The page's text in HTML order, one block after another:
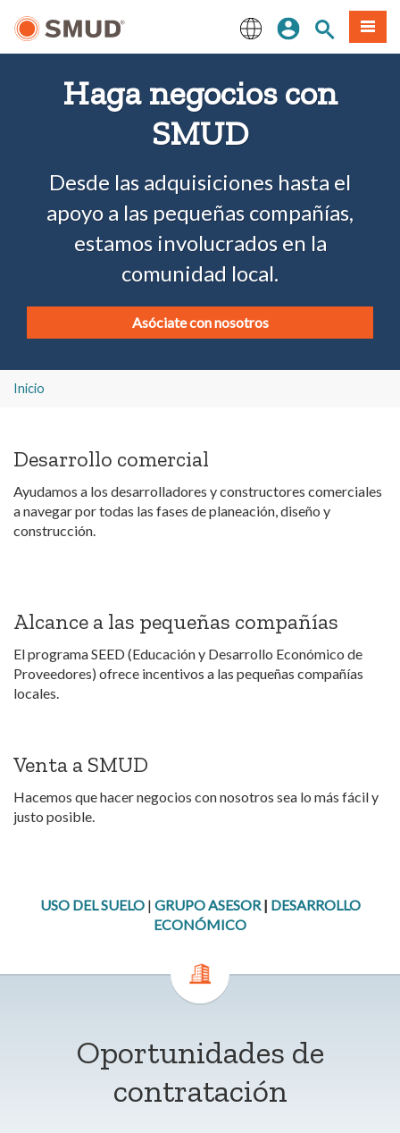
English
Iniciar sesión
Buscar en
Menú
Haga negocios con
SMUD
Desde las adquisiciones hasta el
apoyo a las pequeñas compañías,
estamos involucrados en la
comunidad local.
Asóciate con nosotros
Inicio
Desarrollo comercial
Ayudamos a los desarrolladores y constructores comerciales
a navegar por todas las fases de planeación, diseño y
construcción.
Alcance a las pequeñas compañías
El programa SEED (Educación y Desarrollo Económico de
Proveedores) ofrece incentivos a las pequeñas compañías
locales.
Venta a SMUD
Hacemos que hacer negocios con nosotros sea lo más fácil y
justo posible.
USO DEL SUELO| GRUPO ASESOR| DESARROLLO
ECONÓMICO
Oportunidades de
contratación